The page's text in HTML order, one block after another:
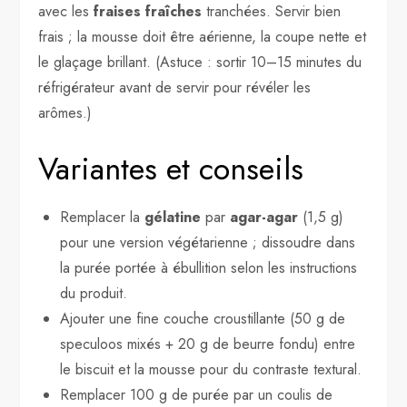
avec lesfraises fraîches tranchées. Servir bien
frais ; la mousse doit être aérienne, la coupe nette et
le glaçage brillant. (Astuce : sortir 10–15 minutes du
réfrigérateur avant de servir pour révéler les
arômes.)
Variantes et conseils
Remplacer la gélatine par agar-agar (1,5 g)
pour une version végétarienne ; dissoudre dans
la purée portée à ébullition selon les instructions
du produit.
Ajouter une fine couche croustillante (50 g de
speculoos mixés + 20 g de beurre fondu) entre
le biscuit et la mousse pour du contraste textural.
Remplacer 100 g de purée par un coulis de